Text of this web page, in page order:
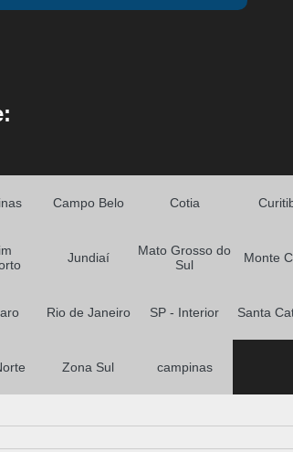
Corpo
Serralheria Piso Metálico
Campo Belo Cotia
Jundiaí
Mato Grosso do
Sul
Monte
Rio de Janeiro SP - Interior Santa
Zona Sul campinas